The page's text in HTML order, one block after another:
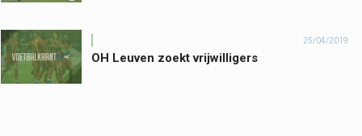
25/04/2019
OH Leuven zoekt vrijwilligers